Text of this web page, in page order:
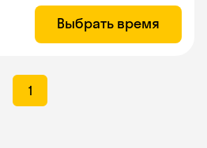
Выбрать время
1